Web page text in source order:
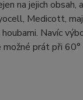
na jejich
Medicott,
Navíc
prát při